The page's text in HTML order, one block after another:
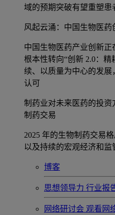
域的预期突破有望重塑患
风起云涌：中国生物医药
中国生物医药产业创新正
根本性转向“创新 2.0：
续、以质量为中心的发
认可
制药业对未来医药的投资
制药交易
2025 年的生物制药交易
以及持续的宏观经济和监
博客
思想领导力 行业报
网络研讨会 观看网